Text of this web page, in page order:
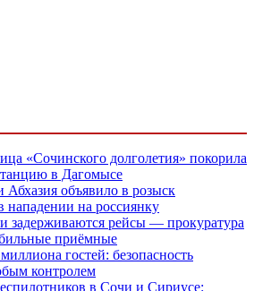
«Сочинского долголетия» покорила
в Дагомысе
объявило в розыск
нападении на россиянку
задерживаются рейсы — прокуратура
приёмные
гостей: безопасность
контролем
в Сочи и Сириусе: